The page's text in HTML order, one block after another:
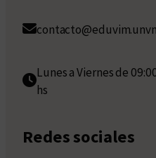
Lunes a Viernes de
hs
Redes sociales